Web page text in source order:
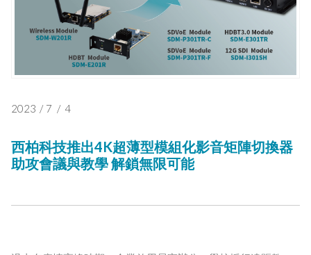
2023 / 7 / 4
西柏科技推出4K超薄型模組化影音矩陣切換器
助攻會議與教學 解鎖無限可能